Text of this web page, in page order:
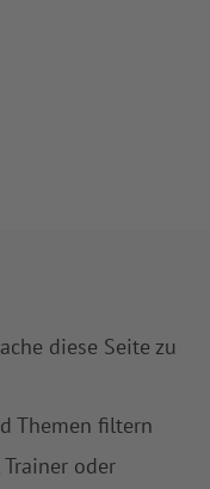
diese Seite zu
Themen filtern
oder